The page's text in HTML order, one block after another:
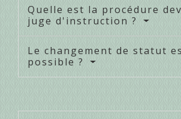
Quelle est la procédure
juge d'instruction ?
Le changement de statut
possible ?